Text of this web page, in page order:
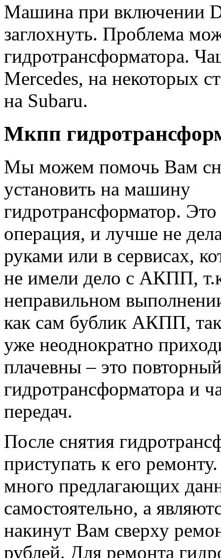
Машина при включении D
заглохнуть. Проблема
гидротрансформатора.
Mercedes, на некоторых
на Subaru.
Мкпп
Мы можем помочь Вам
установить на машину
гидротрансформатор. Это
операция, и лучше не
руками или в сервисах,
не имели дело с АКПП,
неправильном
как сам бублик АКПП,
уже неоднократно
плачевны – это
гидротрансформатора и
передач.
После снятия
приступать к его
много предлагающих
самостоятельно, а
накинут Вам сверху
рублей. Для ремонта